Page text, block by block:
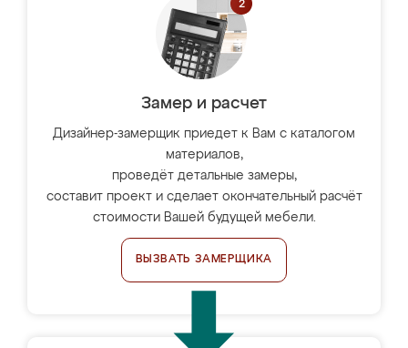
Замер и расчет
Дизайнер-замерщик приедет к Вам с каталогом
материалов,
проведёт детальные замеры,
составит проект и сделает окончательный расчёт
стоимости Вашей будущей мебели.
ВЫЗВАТЬ ЗАМЕРЩИКА